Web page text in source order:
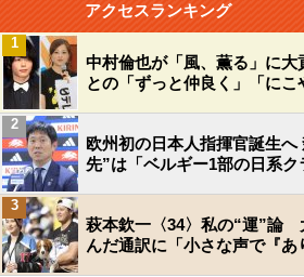
アクセスランキング
中村倫也が「風、薫る」に
との「ずっと仲良く」「にこ
1
欧州初の日本人指揮官誕生
先”は「ベルギー1部の日系ク
2
萩本欽一〈34〉私の“運”論
んだ通訳に「小さな声で『あ
3